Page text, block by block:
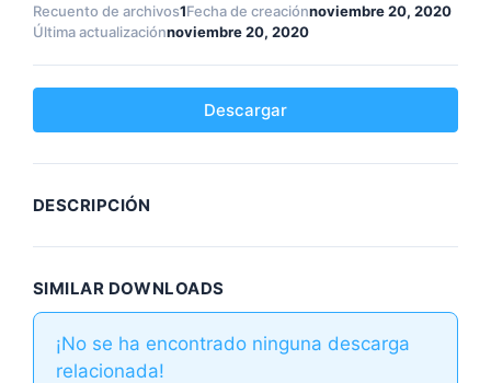
Recuento de archivos1Fecha de creaciónnoviembre 20, 2020
Última actualizaciónnoviembre 20, 2020
Descargar
DESCRIPCIÓN
SIMILAR DOWNLOADS
¡No se ha encontrado ninguna descarga
relacionada!